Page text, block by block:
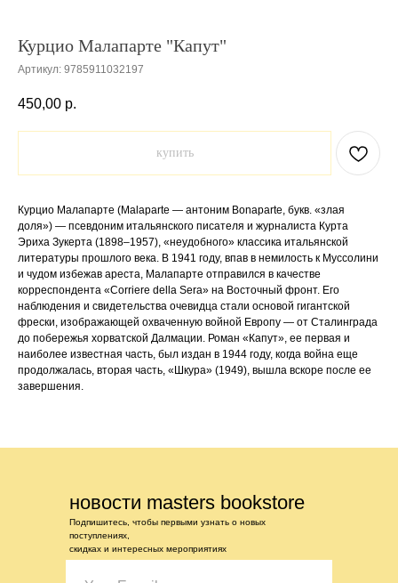
Курцио Малапарте "Капут"
Артикул: 9785911032197
450,00 р.
купить
Курцио Малапарте (Malaparte — антоним Bonaparte, букв. «злая
доля») — псевдоним итальянского писателя и журналиста Курта
Эриха Зукерта (1898–1957), «неудобного» классика итальянской
литературы прошлого века. В 1941 году, впав в немилость к Муссолини
и чудом избежав ареста, Малапарте отправился в качестве
корреспондента «Corriere della Sera» на Восточный фронт. Его
наблюдения и свидетельства очевидца стали основой гигантской
фрески, изображающей охваченную войной Европу — от Сталинграда
до побережья хорватской Далмации. Роман «Капут», ее первая и
наиболее известная часть, был издан в 1944 году, когда война еще
продолжалась, вторая часть, «Шкура» (1949), вышла вскоре после ее
завершения.
новости masters bookstore
Подпишитесь, чтобы первыми узнать о новых
поступлениях,
скидках и интересных мероприятиях